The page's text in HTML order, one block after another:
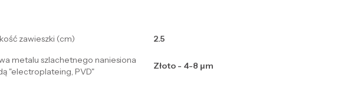
zawieszki (cm) 2.5
metalu szlachetnego naniesiona
"electroplateing, PVD"
Złoto - 4-8 μm